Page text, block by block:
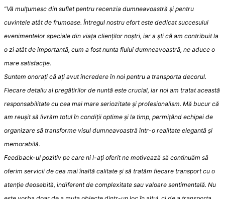
”Vă mulțumesc din suflet pentru recenzia dumneavoastră și pentru
cuvintele atât de frumoase. Întregul nostru efort este dedicat succesului
evenimentelor speciale din viața clienților noștri, iar a ști că am contribuit la
o zi atât de importantă, cum a fost nunta fiului dumneavoastră, ne aduce o
mare satisfacție.
​Suntem onorați că ați avut încredere în noi pentru a transporta decorul.
Fiecare detaliu al pregătirilor de nuntă este crucial, iar noi am tratat această
responsabilitate cu cea mai mare seriozitate și profesionalism. Mă bucur că
am reușit să livrăm totul în condiții optime și la timp, permițând echipei de
organizare să transforme visul dumneavoastră într-o realitate elegantă și
memorabilă.
​Feedback-ul pozitiv pe care ni l-ați oferit ne motivează să continuăm să
oferim servicii de cea mai înaltă calitate și să tratăm fiecare transport cu o
atenție deosebită, indiferent de complexitate sau valoare sentimentală. Nu